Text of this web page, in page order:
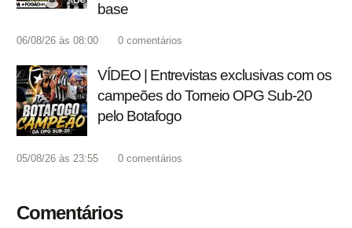
base
06/08/26 às 08:00 0 comentários
VÍDEO | Entrevistas exclusivas com os
campeões do Torneio OPG Sub-20
pelo Botafogo
05/08/26 às 23:55 0 comentários
Comentários